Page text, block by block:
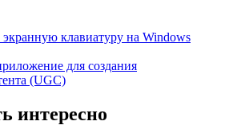
клавиатуру на Windows
для создания
(UGC)
интересно